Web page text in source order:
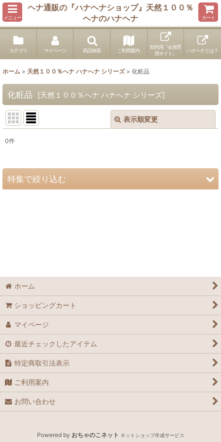
メニュー
ヘナ通販の『ハナヘナショップ』天然１００％
ヘナのハナヘナ
カート
カテゴリ マイページ 商品検索 ご利用案内
卸売用『会員専
用サイト』
ハナヘナとは？
ホーム > 天然１００％へナ ハナへナ シリーズ > 化粧品
化粧品 [天然１００％へナ ハナへナ シリーズ]
表示順変更
並び順 :
0件
特集で絞り込む
炭酸ジェル
インド雑貨
ホーム
ショッピングカート
マイページ
最近チェックしたアイテム
特定商取引法表示
ご利用案内
お問い合わせ
Powered by おちゃのこネット ネットショップ作成サービス